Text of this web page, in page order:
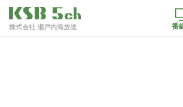
株式会社 瀬戸内海放送 番